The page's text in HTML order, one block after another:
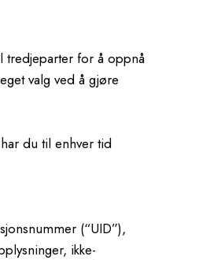
tredjeparter for å oppnå
valg ved å gjøre
du til enhver tid
(“UID”),
ikke-